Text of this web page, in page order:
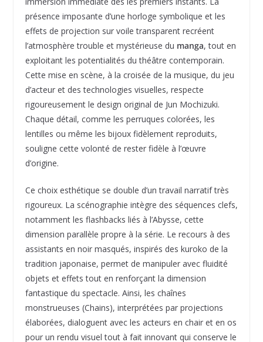
présence imposante d’une horloge symbolique et les
effets de projection sur voile transparent recréent
l’atmosphère trouble et mystérieuse du manga, tout en
exploitant les potentialités du théâtre contemporain.
Cette mise en scène, à la croisée de la musique, du jeu
d’acteur et des technologies visuelles, respecte
rigoureusement le design original de Jun Mochizuki.
Chaque détail, comme les perruques colorées, les
lentilles ou même les bijoux fidèlement reproduits,
souligne cette volonté de rester fidèle à l’œuvre
d’origine.
Ce choix esthétique se double d’un travail narratif très
rigoureux. La scénographie intègre des séquences clefs,
notamment les flashbacks liés à l’Abysse, cette
dimension parallèle propre à la série. Le recours à des
assistants en noir masqués, inspirés des kuroko de la
tradition japonaise, permet de manipuler avec fluidité
objets et effets tout en renforçant la dimension
fantastique du spectacle. Ainsi, les chaînes
monstrueuses (Chains), interprétées par projections
élaborées, dialoguent avec les acteurs en chair et en os
pour un rendu visuel tout à fait innovant qui conserve le